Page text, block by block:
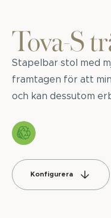
Tova-S
Stapelbar stol med
framtagen för att
och kan dessutom
Konfigurera